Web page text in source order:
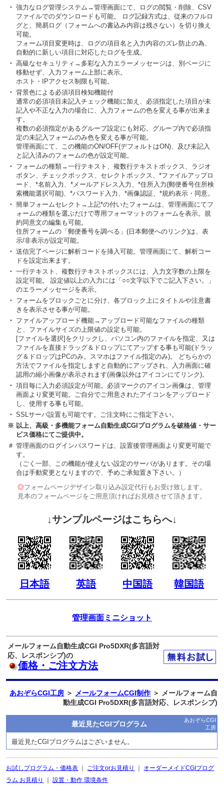
・ 強力なログ管理システム→管理画面にて、ログの閲覧・削除、CSV
ファイルでのダウンロードも可能。 ログ記録方式は、従来のフルロ
グと、簡易ログ（フォームへの書込み内容は残さない）を切り換え
可能。
フォーム項目変更時は、ログの項目名と入力内容のズレ防止の為、
自動的に新しい項目に対応したログを生成。
・ 高級なセキュリティ→多彩な入力エラーメッセージは、別ページに
移動せず、入力フォーム上部に表示。
ホスト・IPアクセス制限も可能。
・ 背景色による必須項目検知機能付
通常の必須項目未記入チェック機能に加え、必須指定した項目が未
記入や不正な入力の場合に、入力フォームの色を変える事が出来ま
す。
複数の必須指定があるグループ設定にも対応。グループ内で必須指
定の未記入フォームのみ色を変える事が可能。
管理画面にて、この機能のON/OFF(デフォルトはON)、及び未記入
と記入済みのフォームの色が設定可能。
・ フォームの種類→一行テキスト、複数行テキストボックス、ラジオ
ボタン、チェックボックス、セレクトボックス、*ファイルアップロ
ード、*名前入力、*メールアドレス入力、*住所入力(郵便番号住所検
索機能選択可能)、*パスワード入力、*画像認証、*規約表示・同意。
・ 簡単フォームセレクト→上記*の付いたフォームは、管理画面にてフ
ォームの種類を選ぶだけで専用フォーマットのフォームを表示。規
約同意文の編集も可能。
住所フォームの「郵便番号を調べる」(日本郵便へのリンク)は、表
示/非表示が設定可能。
・ 送信完了ページに解析コードを挿入可能。管理画面にて、解析コー
ドを設定出来ます。
・ 一行テキスト、複数行テキストボックスには、入力文字数の上限を
設定可能。 設定値以上の入力には「○○文字以下でご記入下さい。」
のエラーメッセージを表示。
・ フォームをブロックごとに分け、各ブロック上にタイトルや注意書
きを表示させる事が可能。
・ ファイルアップロード機能→アップロード可能なファイルの種類
と、ファイルサイズの上限値の設定も可能。
[ファイルを選択]をクリックし、パソコン内のファイルを指定、又は
ファイルを直接ドラッグ＆ドロップにてアップする事も可能(ドラッ
グ＆ドロップはPCのみ。スマホはファイル指定のみ)。 どちらかの
方法でファイルを指定しますと自動的にアップされ、入力画面に確
認用の縮小画像が表示されます(画像以外はアイコンにてリンク)。
・ 項目毎に入力必須設定が可能。必須マークのアイコン画像は、管理
画面より変更可能。ご自分でご用意されたアイコンをアップロード
し、使用する事も可能。
・ SSLサーバ設置も可能です。ご注文時にご指定下さい。
※ 以上、高級・多機能フォーム自動生成CGIプログラムを破格値・サー
ビス価格にてご提供中。
＃ 管理画面のログインパスワードは、設置後管理画面より変更可能で
す。
（ごく一部、この機能が使えない設定のサーバがあります。その場
合は手動変更となりますので、予めご承知置き下さい。）
◎フォームページデザイン取り込み設定代行もお受け致します。
見本のフォームページをご用意頂ければお見積させて頂きます。
↓サンプルページはこちらへ↓
日本語 英語 中国語 韓国語
管理画面ミニショット
メールフォーム自動生成CGI Pro5DXR(多言語対
応、レスポンシブ)の
価格・ご注文方法
あおぞらCGI工房 ＞ メールフォームCGI制作＞ メールフォーム自
動生成CGI Pro5DXR(多言語対応、レスポンシブ)
最近見たCGIプログラム
あおぞらCGI
工房
最近見たCGIプログラムはございません。
お試しプログラム・価格表 ご注文orお見積り
オーダーメイドCGIプログ
ラム お見積り
｜設置・動作 環境条件